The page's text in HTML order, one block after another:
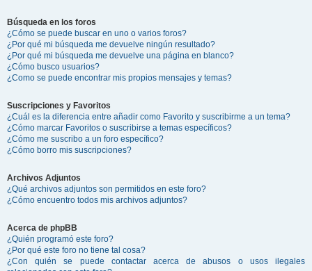
Búsqueda en los foros
¿Cómo se puede buscar en uno o varios foros?
¿Por qué mi búsqueda me devuelve ningún resultado?
¿Por qué mi búsqueda me devuelve una página en blanco?
¿Cómo busco usuarios?
¿Como se puede encontrar mis propios mensajes y temas?
Suscripciones y Favoritos
¿Cuál es la diferencia entre añadir como Favorito y suscribirme a un tema?
¿Cómo marcar Favoritos o suscribirse a temas específicos?
¿Cómo me suscribo a un foro específico?
¿Cómo borro mis suscripciones?
Archivos Adjuntos
¿Qué archivos adjuntos son permitidos en este foro?
¿Cómo encuentro todos mis archivos adjuntos?
Acerca de phpBB
¿Quién programó este foro?
¿Por qué este foro no tiene tal cosa?
¿Con quién se puede contactar acerca de abusos o usos ilegales